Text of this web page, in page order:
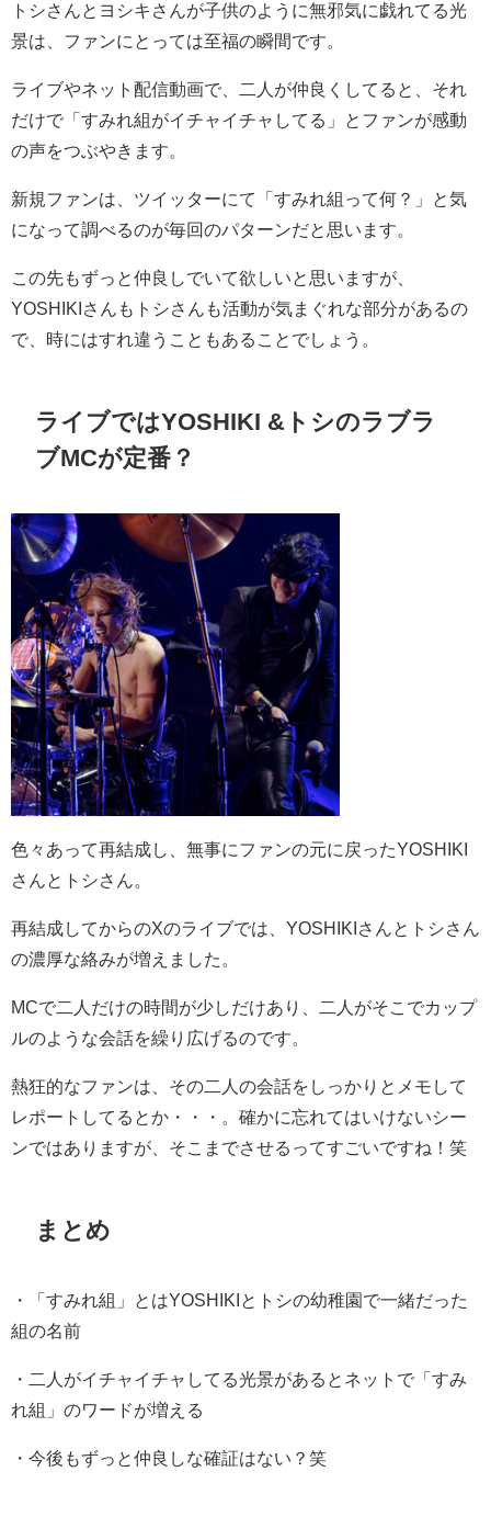
トシさんとヨシキさんが子供のように無邪気に戯れてる光
景は、ファンにとっては至福の瞬間です。
ライブやネット配信動画で、二人が仲良くしてると、それ
だけで「すみれ組がイチャイチャしてる」とファンが感動
の声をつぶやきます。
新規ファンは、ツイッターにて「すみれ組って何？」と気
になって調べるのが毎回のパターンだと思います。
この先もずっと仲良しでいて欲しいと思いますが、
YOSHIKIさんもトシさんも活動が気まぐれな部分があるの
で、時にはすれ違うこともあることでしょう。
ライブではYOSHIKI &トシのラブラ
ブMCが定番？
色々あって再結成し、無事にファンの元に戻ったYOSHIKI
さんとトシさん。
再結成してからのXのライブでは、YOSHIKIさんとトシさん
の濃厚な絡みが増えました。
MCで二人だけの時間が少しだけあり、二人がそこでカップ
ルのような会話を繰り広げるのです。
熱狂的なファンは、その二人の会話をしっかりとメモして
レポートしてるとか・・・。確かに忘れてはいけないシー
ンではありますが、そこまでさせるってすごいですね！笑
まとめ
・「すみれ組」とはYOSHIKIとトシの幼稚園で一緒だった
組の名前
・二人がイチャイチャしてる光景があるとネットで「すみ
れ組」のワードが増える
・今後もずっと仲良しな確証はない？笑